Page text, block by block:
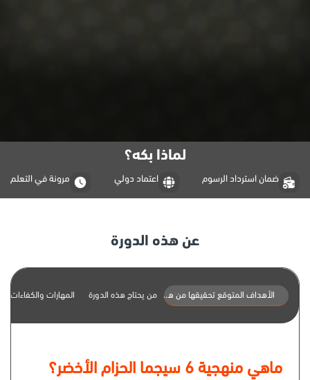
لماذا بكه؟
ضمان استرداد الرسوم اعتماد دولي مرونة في التعلم
عن هذه الدورة
الأهداف المتوقع تحقيقها من هذه الدورةمن يحتاج هذه الدورة المهارات والكفاءات
ماهي منهجية 6 سيجما الحزام الأخضر؟